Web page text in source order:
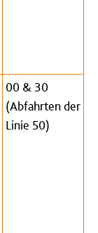
00 & 30
(Abfahrten der
Linie 50)